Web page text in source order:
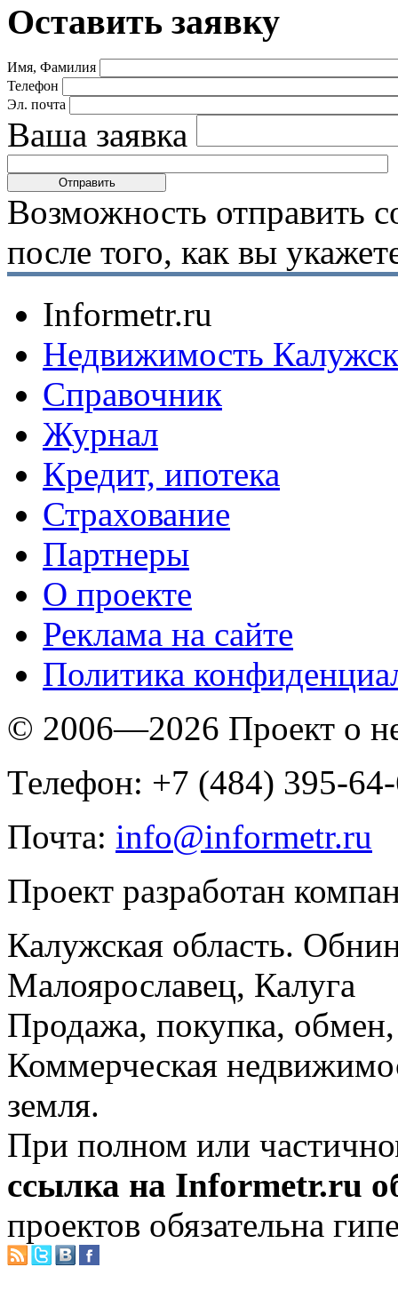
Оставить заявку
Имя, Фамилия
Телефон
Эл. почта
Ваша заявка
Возможность отправить
после того, как вы
Informetr.ru
Недвижимость
Справочник
Журнал
Кредит, ипотека
Страхование
Партнеры
O проекте
Реклама на сайте
Политика
© 2006—2026 Проект о
Телефон: +7 (484) 395-
Почта: info@informetr.ru
Проект разработан
Калужская область.
Малоярославец, Калуга
Продажа, покупка, обмен,
Коммерческая
земля.
При полном или
ссылка на Informetr.ru
проектов обязательна